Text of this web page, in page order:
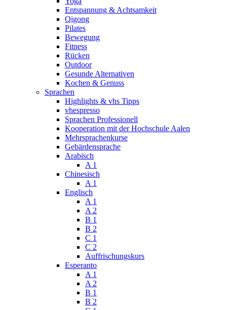
Entspannung & Achtsamkeit
Qigong
Pilates
Bewegung
Fitness
Rücken
Outdoor
Gesunde Alternativen
Kochen & Genuss
Sprachen
Highlights & vhs Tipps
vhespresso
Sprachen Professionell
Kooperation mit der Hochschule Aalen
Mehrsprachenkurse
Gebärdensprache
Arabisch
A 1
Chinesisch
A 1
Englisch
A 1
A 2
B 1
B 2
C 1
C 2
Auffrischungskurs
Esperanto
A 1
A 2
B 1
B 2